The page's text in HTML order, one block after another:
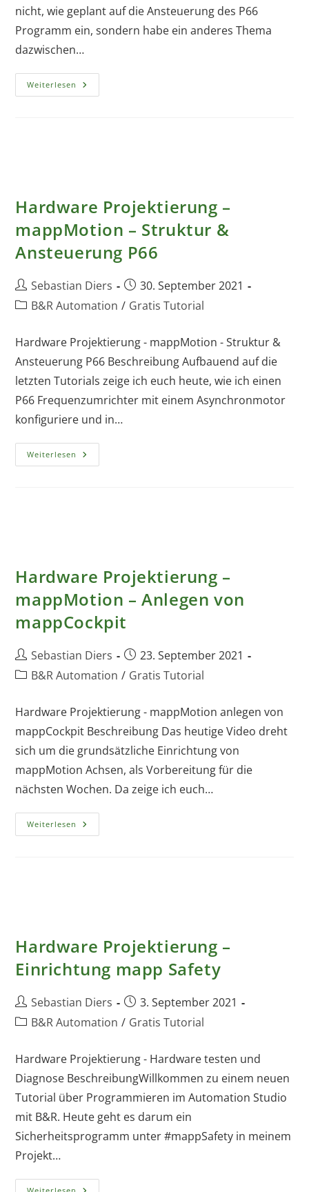
nicht, wie geplant auf die Ansteuerung des P66
Programm ein, sondern habe ein anderes Thema
dazwischen…
Weiterlesen Hardware
Projektierung
Hardware Projektierung –
mappMotion – Struktur &
Ansteuerung P66
Beitrags-
Autor:
Sebastian Diers
Beitrag
veröffentlicht:
30. September 2021
Beitrags-
B&R Automation / Gratis Tutorial
Hardware Projektierung - mappMotion - Struktur &
Ansteuerung P66 Beschreibung Aufbauend auf die
letzten Tutorials zeige ich euch heute, wie ich einen
P66 Frequenzumrichter mit einem Asynchronmotor
konfiguriere und in…
Weiterlesen Hardware
Projektierung
Hardware Projektierung –
mappMotion – Anlegen von
mappCockpit
Beitrags-
Autor:
Sebastian Diers
Beitrag
veröffentlicht:
23. September 2021
Beitrags-
B&R Automation / Gratis Tutorial
Hardware Projektierung - mappMotion anlegen von
mappCockpit Beschreibung Das heutige Video dreht
sich um die grundsätzliche Einrichtung von
mappMotion Achsen, als Vorbereitung für die
nächsten Wochen. Da zeige ich euch…
Weiterlesen Hardware
Projektierung
Hardware Projektierung –
Einrichtung mapp Safety
Beitrags-
Autor:
Sebastian Diers
Beitrag
veröffentlicht:
3. September 2021
Beitrags-
B&R Automation / Gratis Tutorial
Hardware Projektierung - Hardware testen und
Diagnose BeschreibungWillkommen zu einem neuen
Tutorial über Programmieren im Automation Studio
mit B&R. Heute geht es darum ein
Sicherheitsprogramm unter #mappSafety in meinem
Projekt…